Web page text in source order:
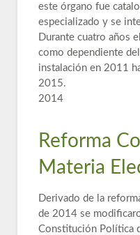
este órgano fue
especializado y se
Durante cuatro años
como dependiente
instalación en 2011
2015.
2014
Reforma
Materia
Derivado de la
de 2014 se
Constitución Política